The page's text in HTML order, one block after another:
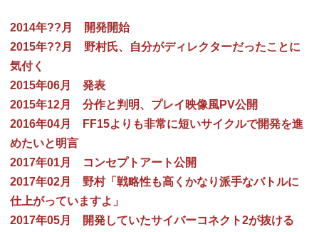
2014年??月 開発開始
2015年??月 野村氏、自分がディレクターだったことに
気付く
2015年06月 発表
2015年12月 分作と判明、プレイ映像風PV公開
2016年04月 FF15よりも非常に短いサイクルで開発を進
めたいと明言
2017年01月 コンセプトアート公開
2017年02月 野村「戦略性も高くかなり派手なバトルに
仕上がっていますよ」
2017年05月 開発していたサイバーコネクト2が抜ける